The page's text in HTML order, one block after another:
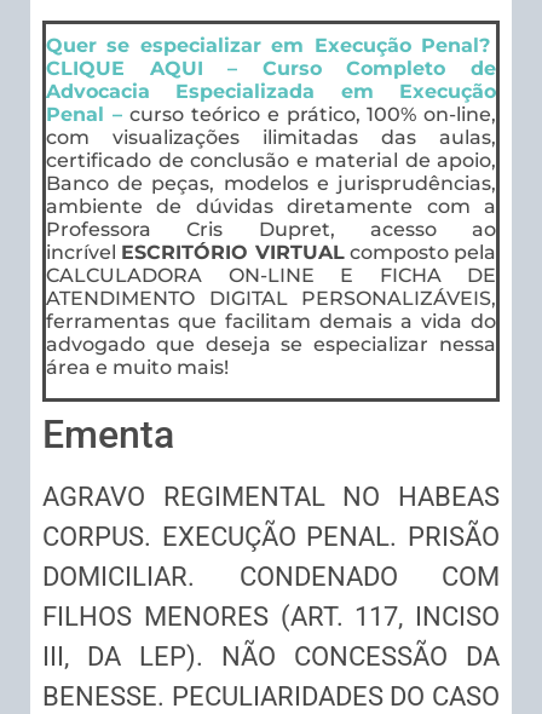
Quer se especializar em Execução Penal?
CLIQUE AQUI – Curso Completo de
Advocacia Especializada em Execução
Penal –curso teórico e prático, 100% on-line,
com visualizações ilimitadas das aulas,
certificado de conclusão e material de apoio,
Banco de peças, modelos e jurisprudências,
ambiente de dúvidas diretamente com a
Professora Cris Dupret, acesso ao
incrível ESCRITÓRIO VIRTUALcomposto pela
CALCULADORA ON-LINE E FICHA DE
ATENDIMENTO DIGITAL PERSONALIZÁVEIS,
ferramentas que facilitam demais a vida do
advogado que deseja se especializar nessa
área e muito mais!
Ementa
AGRAVO REGIMENTAL NO HABEAS
CORPUS. EXECUÇÃO PENAL. PRISÃO
DOMICILIAR. CONDENADO COM
FILHOS MENORES (ART. 117, INCISO
III, DA LEP). NÃO CONCESSÃO DA
BENESSE. PECULIARIDADES DO CASO